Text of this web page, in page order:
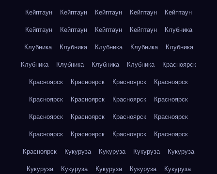
Кейптаун
Кейптаун Кейптаун Кейптаун
Кейптаун
Кейптаун
Кейптаун Кейптаун Кейптаун
Клубника
Клубника
Клубника Клубника Клубника
Клубника
Клубника
Клубника Клубника Клубника
Красноярск
Красноярск
Красноярск Красноярск
Красноярск
Красноярск
Красноярск Красноярск
Красноярск
Красноярск
Красноярск Красноярск
Красноярск
Красноярск
Красноярск Красноярск
Красноярск
Красноярск
Кукуруза Кукуруза Кукуруза
Кукуруза
Кукуруза
Кукуруза Кукуруза Кукуруза
Кукуруза